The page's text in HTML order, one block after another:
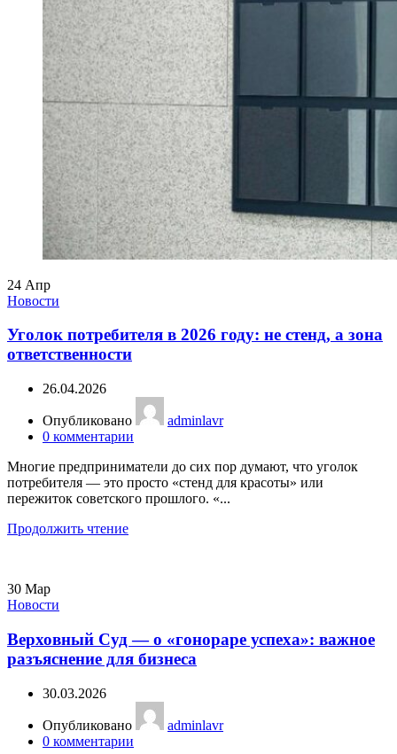
24 Апр
Новости
Уголок потребителя в 2026 году: не стенд, а зона
ответственности
26.04.2026
Опубликовано
adminlavr
0 комментарии
Многие предприниматели до сих пор думают, что уголок
потребителя — это просто «стенд для красоты» или
пережиток советского прошлого. «...
Продолжить чтение
30 Мар
Новости
Верховный Суд — о «гонораре успеха»: важное
разъяснение для бизнеса
30.03.2026
Опубликовано
adminlavr
0 комментарии